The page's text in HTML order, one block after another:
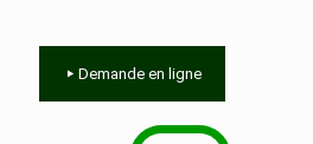
Demande en ligne